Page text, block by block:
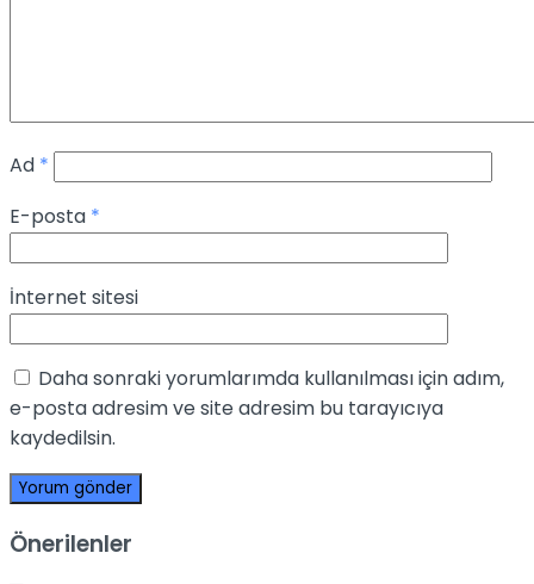
Ad *
E-posta *
İnternet sitesi
Daha sonraki yorumlarımda kullanılması için adım,
e-posta adresim ve site adresim bu tarayıcıya
kaydedilsin.
Önerilenler